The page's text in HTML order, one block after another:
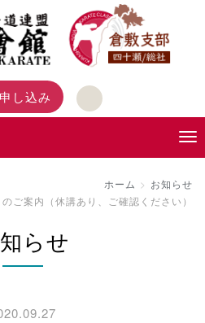
し込み
ホーム
お知らせ
ご案内（休講あり、ご確認ください）
らせ